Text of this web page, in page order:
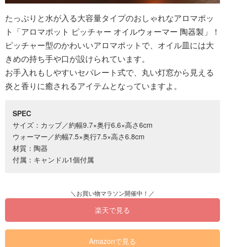
たっぷりと水が入る大容量タイプのおしゃれなアロマポッ
ト「アロマポット ピッチャー オイルウォーマー 陶器製」！
ピッチャー型のかわいいアロマポットで、オイル皿には大
きめの持ち手や口が設けられています。
お手入れもしやすいセパレート式で、丸い灯窓から見える
炎と香りに癒されるアイテムとなっていますよ。
SPEC
サイズ：カップ／約幅9.7×奥行6.6×高さ6cm
ウォーマー／約幅7.5×奥行7.5×高さ6.8cm
材質：陶器
付属：キャンドル1個付属
楽天で見る
Amazonで見る